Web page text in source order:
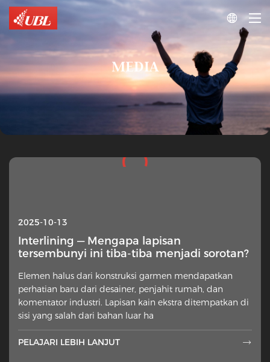

MEDIA
2025-10-13
Interlining — Mengapa lapisan
tersembunyi ini tiba-tiba menjadi sorotan?
Elemen halus dari konstruksi garmen mendapatkan
perhatian baru dari desainer, penjahit rumah, dan
komentator industri. Lapisan kain ekstra ditempatkan di
sisi yang salah dari bahan luar ha
PELAJARI LEBIH LANJUT 